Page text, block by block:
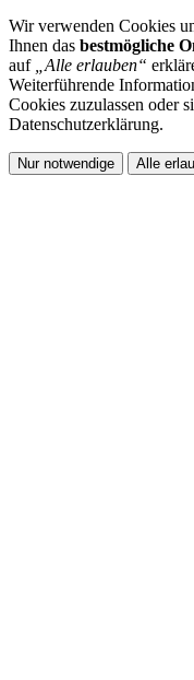
Wir verwenden Cookies
Ihnen das bestmögliche
auf
„Alle erlauben“
Weiterführende
Cookies zuzulassen oder
Datenschutzerklärung.
Nur notwendige Alle